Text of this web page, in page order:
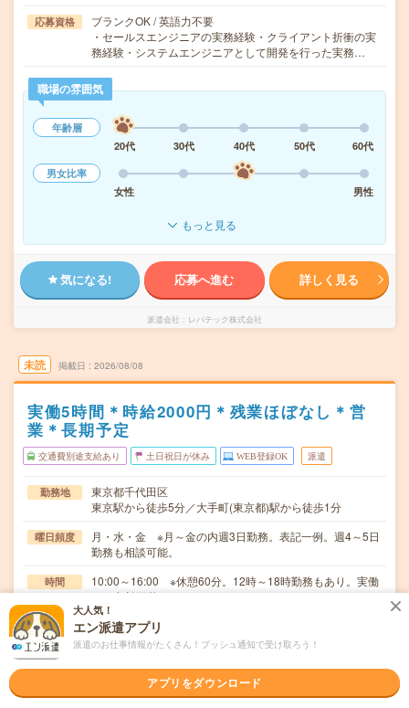
応募資格
ブランクOK / 英語力不要
・セールスエンジニアの実務経験・クライアント折衝の実
務経験・システムエンジニアとして開発を行った実務…
職場の雰囲気
年齢層
20代
30代 40代 50代
60代
男女比率
女性
男性
もっと見る
気になる! 応募へ進む 詳しく見る
派遣会社 レバテック株式会社
未読 掲載日 2026/08/08
実働5時間＊時給2000円＊残業ほぼなし＊営
業＊長期予定
交通費別途支給あり 土日祝日が休み WEB登録OK 派遣
勤務地
東京都千代田区
東京駅から徒歩5分／大手町(東京都)駅から徒歩1分
曜日頻度
月・水・金 ※月～金の内週3日勤務。表記一例。週4～5日
勤務も相談可能。
時間
10:00～16:00 ※休憩60分。12時～18時勤務もあり。実働
7hも相談可能。
期間 【急募】即日～長期 ※開始日はご相談可能です！
時給
与の前払いが可能な速払いサービスあり
交通費
大人気！
エン派遣アプリ
派遣のお仕事情報がたくさん！プッシュ通知で受け取ろう！
アプリをダウンロード